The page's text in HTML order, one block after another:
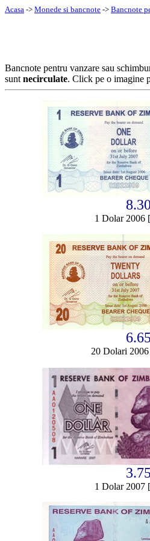
Acasa -> Monede si bancnote -> Bancnote
Bancnote pentru vanzare sau
sunt necirculate. Click pe o imagine
8.30
1 Dolar 2006 [
6.65
20 Dolari
3.75
1 Dolar 2007 [